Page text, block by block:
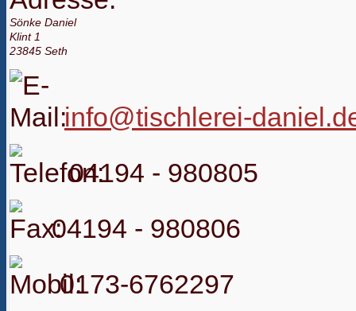
Sönke Daniel
Klint 1
23845 Seth
info@tischlerei-
04194 - 980805
04194 - 980806
0173-6762297